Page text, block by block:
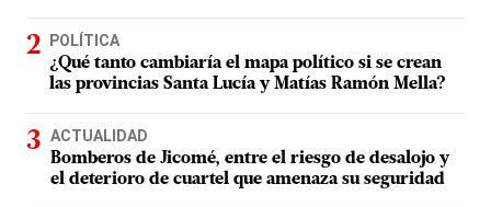
POLÍTICA
¿Qué tanto cambiaría el mapa político si se crean
las provincias Santa Lucía y Matías Ramón Mella?
ACTUALIDAD
Bomberos de Jicomé, entre el riesgo de desalojo y
el deterioro de cuartel que amenaza su seguridad